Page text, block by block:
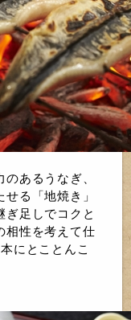
あるうなぎ、
る「地焼き」
ぎ足しでコクと
相性を考えて仕
にとことんこ